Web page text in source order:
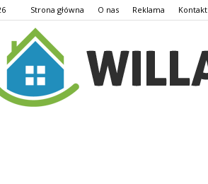
Strona główna O nas Reklama Kontakt